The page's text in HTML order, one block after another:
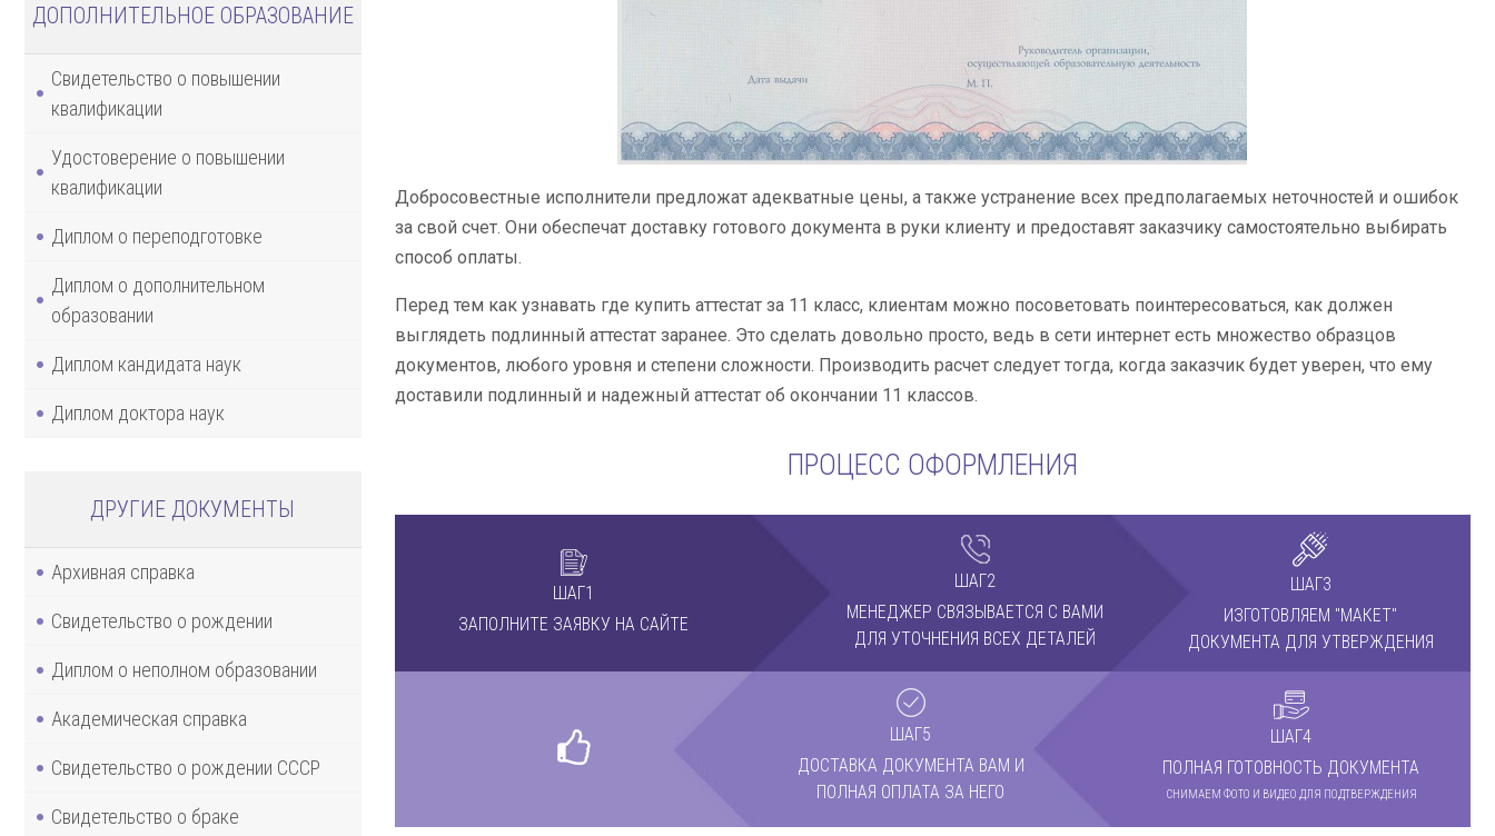
ДОПОЛНИТЕЛЬНОЕ ОБРАЗОВАНИЕ
Свидетельство о повышении
квалификации
Удостоверение о повышении
квалификации
Диплом о переподготовке
Диплом о дополнительном
образовании
Диплом кандидата наук
Диплом доктора наук
ДРУГИЕ ДОКУМЕНТЫ
Архивная справка
Свидетельство о рождении
Диплом о неполном образовании
Академическая справка
Свидетельство о рождении СССР
Свидетельство о браке
Добросовестные исполнители предложат адекватные цены, а также устранение всех предполагаемых неточностей и ошибок
за свой счет. Они обеспечат доставку готового документа в руки клиенту и предоставят заказчику самостоятельно выбирать
способ оплаты.
Перед тем как узнавать где купить аттестат за 11 класс, клиентам можно посоветовать поинтересоваться, как должен
выглядеть подлинный аттестат заранее. Это сделать довольно просто, ведь в сети интернет есть множество образцов
документов, любого уровня и степени сложности. Производить расчет следует тогда, когда заказчик будет уверен, что ему
доставили подлинный и надежный аттестат об окончании 11 классов.
ПРОЦЕСС ОФОРМЛЕНИЯ
ШАГ1
ЗАПОЛНИТЕ ЗАЯВКУ НА САЙТЕ
ШАГ2
МЕНЕДЖЕР СВЯЗЫВАЕТСЯ С ВАМИ
ДЛЯ УТОЧНЕНИЯ ВСЕХ ДЕТАЛЕЙ
ШАГ3
ИЗГОТОВЛЯЕМ "МАКЕТ"
ДОКУМЕНТА ДЛЯ УТВЕРЖДЕНИЯ
ШАГ5
ДОСТАВКА ДОКУМЕНТА ВАМ И
ПОЛНАЯ ОПЛАТА ЗА НЕГО
ШАГ4
ПОЛНАЯ ГОТОВНОСТЬ ДОКУМЕНТА
СНИМАЕМ ФОТО И ВИДЕО ДЛЯ ПОДТВЕРЖДЕНИЯ